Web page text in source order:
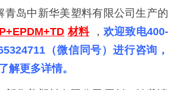
青岛中新华美塑料有限公司生产的
材料 ， 欢迎致电400-
（微信同号）进行咨询，
解更多详情。